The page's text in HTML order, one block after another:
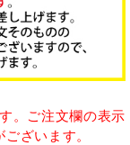
。ご注文欄の表示
ざいます。